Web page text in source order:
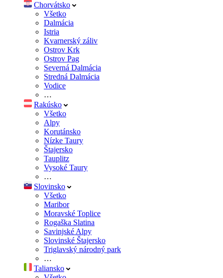
Chorvátsko
Všetko
Dalmácia
Istria
Kvarnerský záliv
Ostrov Krk
Ostrov Pag
Severná Dalmácia
Stredná Dalmácia
Vodice
…
Rakúsko
Všetko
Alpy
Korutánsko
Nízke Taury
Štajersko
Tauplitz
Vysoké Taury
…
Slovinsko
Všetko
Maribor
Moravské Toplice
Rogaška Slatina
Savinjské Alpy
Slovinské Štajersko
Triglavský národný park
…
Taliansko